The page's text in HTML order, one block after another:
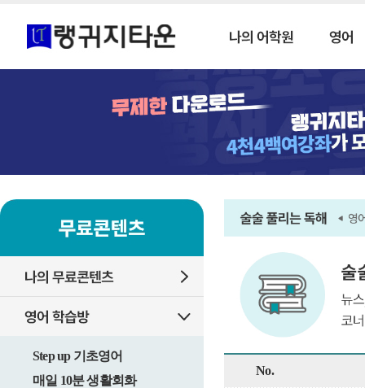
Step up 기초영어
매일 10분 생활회화
No.